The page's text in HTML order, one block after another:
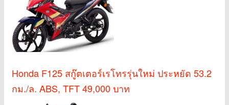
Honda F125 สกู๊ตเตอร์เรโทรรุ่นใหม่ ประหยัด 53.2
กม./ล. ABS, TFT 49,000 บาท